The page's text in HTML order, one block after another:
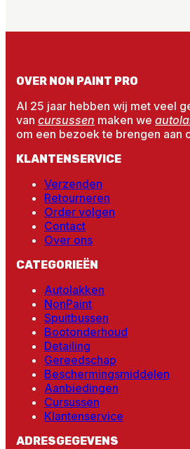
OVER NON PAINT PRO
Al 25 jaar hebben wij met veel
van cursussen maken we
om een bezoek te brengen
KLANTENSERVICE
Verzenden
Retourneren
Order volgen
Contact
Over ons
CATEGORIEËN
Autolakken
NonPaint
Spuitbussen
Bootonderhoud
Detailing
Gereedschap
Beschermingsmiddelen
Aanbiedingen
Cursussen
Klantenservice
ADRESGEGEVENS